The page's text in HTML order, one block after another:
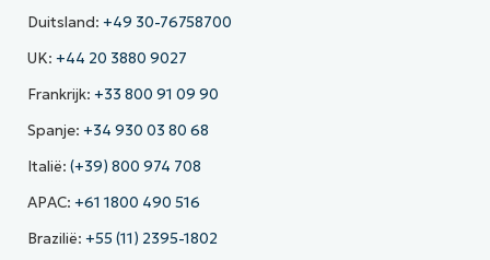
Duitsland: +49 30-76758700
UK: +44 20 3880 9027
Frankrijk: +33 800 91 09 90
Spanje: +34 930 03 80 68
Italië: (+39) 800 974 708
APAC: +61 1800 490 516
Brazilië: +55 (11) 2395-1802